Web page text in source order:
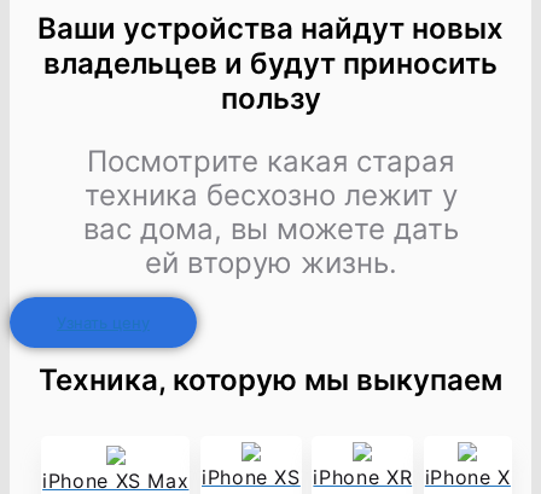
Ваши устройства найдут новых
владельцев и будут приносить
пользу
Посмотрите какая старая
техника бесхозно лежит у
вас дома, вы можете дать
ей вторую жизнь.
Узнать цену
Техника, которую мы выкупаем
iPhone XS Max iPhone XS iPhone XR iPhone X